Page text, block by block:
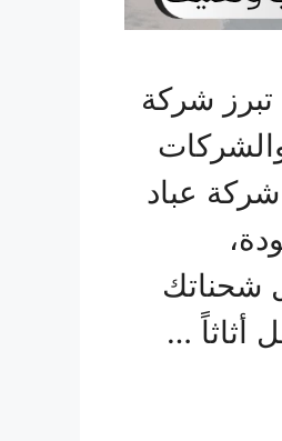
شركة
شركة عباد
شحناتك
أثاثاً …